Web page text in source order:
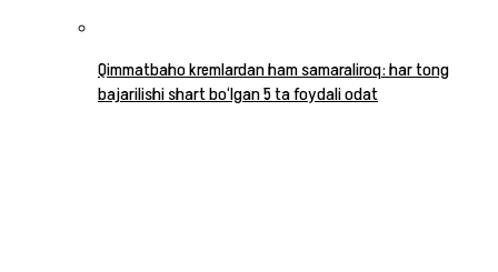
Qimmatbaho kremlardan ham samaraliroq: har tong
bajarilishi shart bo‘lgan 5 ta foydali odat